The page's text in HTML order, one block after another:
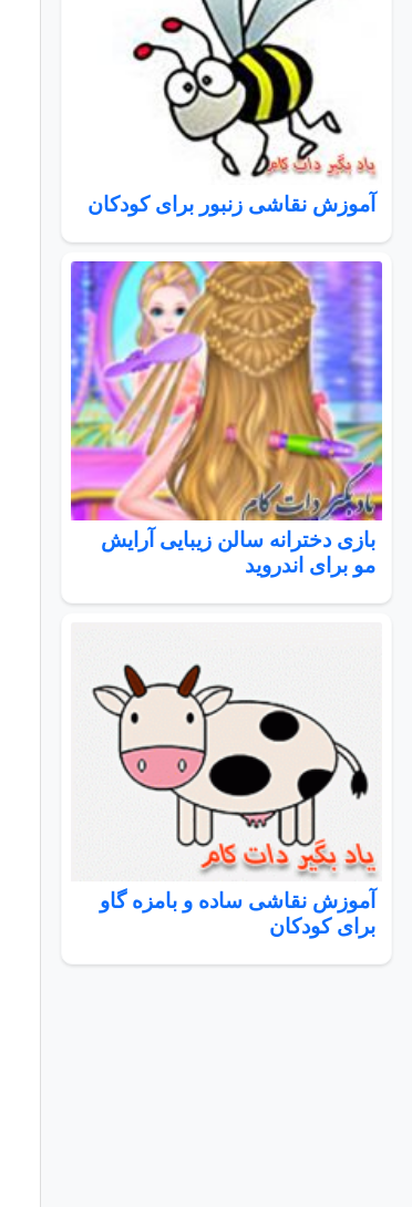
آموزش نقاشی زنبور برای کودکان
بازی دخترانه سالن زیبایی آرایش
مو برای اندروید
آموزش نقاشی ساده و بامزه گاو
برای کودکان